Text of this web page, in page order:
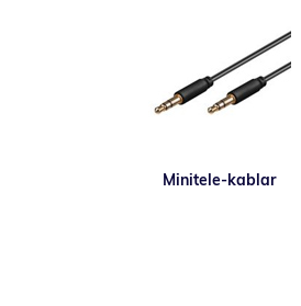
Minitele-kablar